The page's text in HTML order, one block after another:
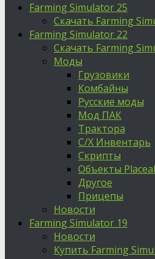
Farming Simulator 25
Скачать Farming
Farming Simulator 22
Скачать Farming
Моды
Грузовики
Комбайны
Русские моды
Мод ПАК
Трактора
С/Х Инвентарь
Скрипты
Объекты
Другое
Прицепы
Новости
Farming Simulator 19
Новости
Купить Farming